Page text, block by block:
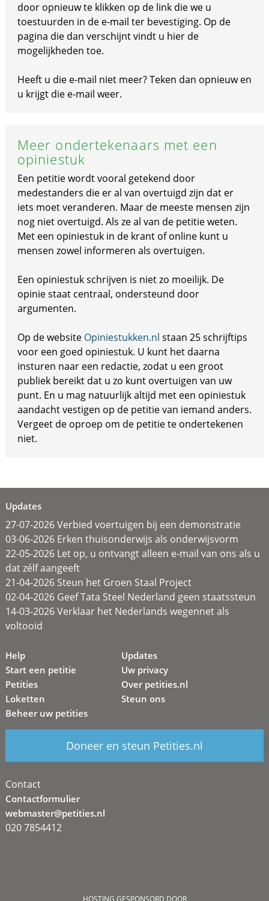
door opnieuw te klikken op de link die we u
toestuurden in de e-mail ter bevestiging. Op de
pagina die dan verschijnt vindt u hier de
mogelijkheden toe.
Heeft u die e-mail niet meer? Teken dan opnieuw en
u krijgt die e-mail weer.
Meer ondertekenaars met een
opiniestuk
Een petitie wordt vooral getekend door
medestanders die er al van overtuigd zijn dat er
iets moet veranderen. Maar de meeste mensen zijn
nog niet overtuigd. Als ze al van de petitie weten.
Met een opiniestuk in de krant of online kunt u
mensen zowel informeren als overtuigen.
Een opiniestuk schrijven is niet zo moeilijk. De
opinie staat centraal, ondersteund door
argumenten.
Op de website Opiniestukken.nl staan 25 schrijftips
voor een goed opiniestuk. U kunt het daarna
insturen naar een redactie, zodat u een groot
publiek bereikt dat u zo kunt overtuigen van uw
punt. En u mag natuurlijk altijd met een opiniestuk
aandacht vestigen op de petitie van iemand anders.
Vergeet de oproep om de petitie te ondertekenen
niet.
Updates
27-07-2026 Verbied voertuigen bij een demonstratie
03-06-2026 Erken thuisonderwijs als onderwijsvorm
22-05-2026 Let op, u ontvangt alleen e-mail van ons als u
dat zélf aangeeft
21-04-2026 Steun het Groen Staal Project
02-04-2026 Geef Tata Steel Nederland geen staatssteun
14-03-2026 Verklaar het Nederlands wegennet als
voltooid
Help
Start een petitie
Petities
Loketten
Beheer uw petities
Updates
Uw privacy
Over petities.nl
Steun ons
Doneer en steun Petities.nl
Contact
Contactformulier
webmaster@petities.nl
020 7854412
HOSTING GESPONSORD DOOR